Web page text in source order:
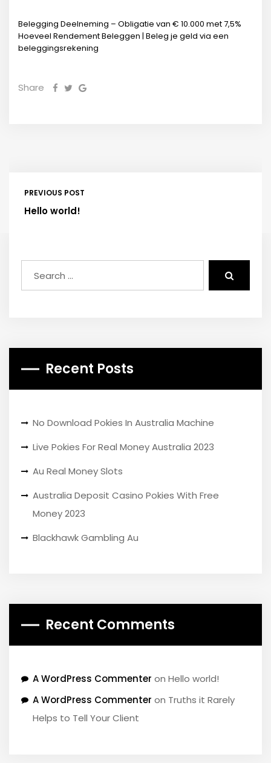
Belegging Deelneming – Obligatie van € 10.000 met 7,5%
Hoeveel Rendement Beleggen | Beleg je geld via een
beleggingsrekening
Share
PREVIOUS POST
Hello world!
Recent Posts
No Download Pokies In Australia Machine
Live Pokies For Real Money Australia 2023
Au Real Money Slots
Australia Deposit Casino Pokies With Free
Money 2023
Blackhawk Gambling Au
Recent Comments
A WordPress Commenter on Hello world!
A WordPress Commenter on Truths it Rarely
Helps to Tell Your Client